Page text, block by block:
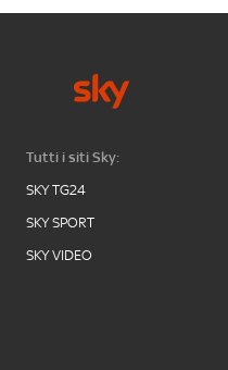
Tutti i siti Sky:
SKY TG24
SKY SPORT
SKY VIDEO